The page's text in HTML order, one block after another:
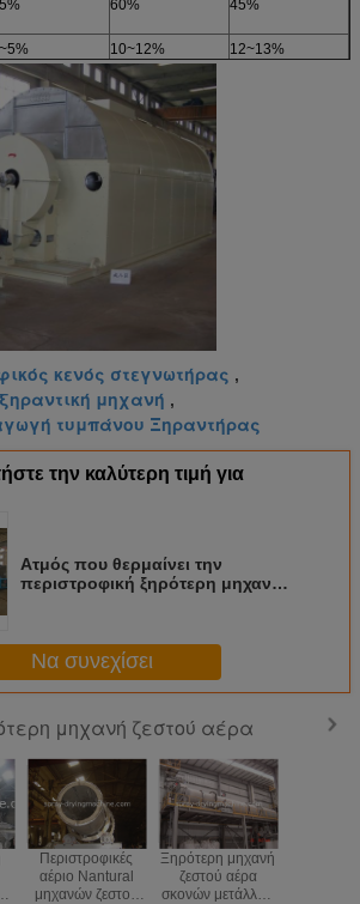
60% 45%
10~12% 12~13%
2.5~3 4.8
κενός στεγνωτήρας ,
μηχανή ,
τυμπάνου Ξηραντήρας
την καλύτερη τιμή για
Ατμός που θερμαίνει την
περιστροφική ξηρότερη μηχανή,
Να συνεχίσει
μηχανή ζεστού αέρα
Περιστροφικές
αέριο Nantural
μηχανών ζεστού
Ξηρότερη μηχανή
ζεστού αέρα
σκονών μετάλλων